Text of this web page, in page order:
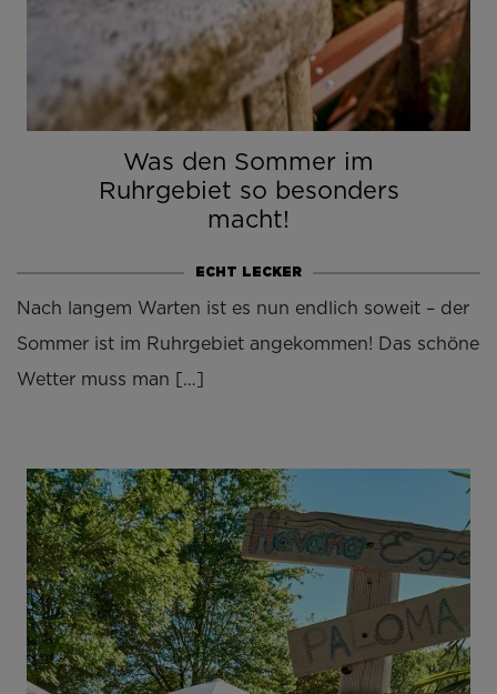
Was den Sommer im
Ruhrgebiet so besonders
macht!
ECHT LECKER
Nach langem Warten ist es nun endlich soweit – der
Sommer ist im Ruhrgebiet angekommen! Das schöne
Wetter muss man […]